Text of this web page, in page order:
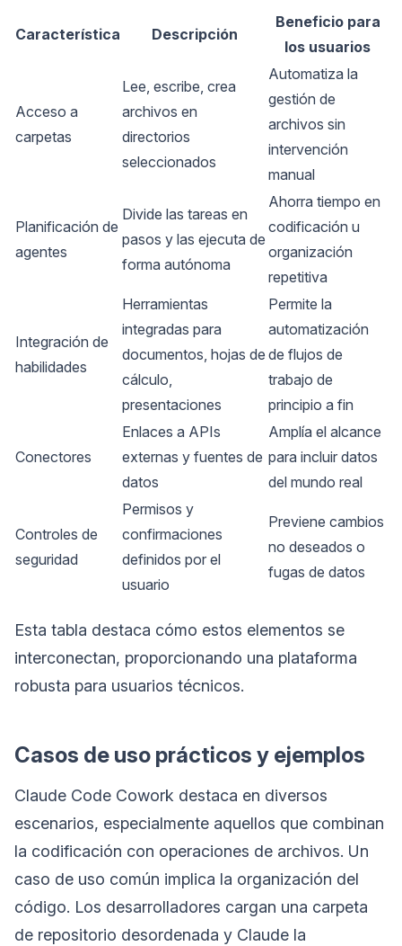
Característica Descripción
Beneficio para
los usuarios
Acceso a
carpetas
Lee, escribe, crea
archivos en
directorios
seleccionados
Automatiza la
gestión de
archivos sin
intervención
manual
Planificación de
agentes
Divide las tareas en
pasos y las ejecuta de
forma autónoma
Ahorra tiempo en
codificación u
organización
repetitiva
Integración de
habilidades
Herramientas
integradas para
documentos, hojas de
cálculo,
presentaciones
Permite la
automatización
de flujos de
trabajo de
principio a fin
Conectores
Enlaces a APIs
externas y fuentes de
datos
Amplía el alcance
para incluir datos
del mundo real
Controles de
seguridad
Permisos y
confirmaciones
definidos por el
usuario
Previene cambios
no deseados o
fugas de datos
Esta tabla destaca cómo estos elementos se
interconectan, proporcionando una plataforma
robusta para usuarios técnicos.
Casos de uso prácticos y ejemplos
Claude Code Cowork destaca en diversos
escenarios, especialmente aquellos que combinan
la codificación con operaciones de archivos. Un
caso de uso común implica la organización del
código. Los desarrolladores cargan una carpeta
de repositorio desordenada y Claude la